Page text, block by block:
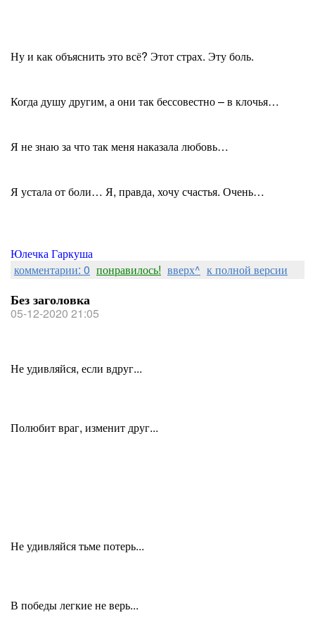
Ну и как объяснить это всё? Этот страх. Эту боль.
Когда душу другим, а они так бессовестно – в клочья…
Я не знаю за что так меня наказала любовь…
Я устала от боли… Я, правда, хочу счастья. Очень…
Юлечка Гаркуша
комментарии: 0 понравилось! вверх^ к полной версии
Без заголовка
05-12-2020 21:05
Не удивляйся, если вдруг...
Полюбит враг, изменит друг...
Не удивляйся тьме потерь...
В победы легкие не верь...